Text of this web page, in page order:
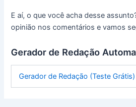
E aí, o que você acha desse
opinião nos comentários e vamos
Gerador de Redação
Gerador de Redação (Teste Grátis)